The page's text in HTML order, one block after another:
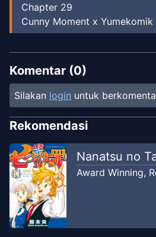
Chapter 29
Cunny Moment x Yumekomik
Chapter28
Cunny Moment x Yumekomik
Chapter27
Cunny Moment x Yumekomik
Chapter26
Cunny Moment x Yumekomik
Chapter 25
Cunny Moment x Yumekomik
Komentar (0)
Silakan login untuk
Rekomendasi
Nanatsu no
Award Winning,